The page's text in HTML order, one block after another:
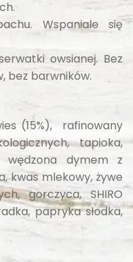
Wspaniale się
owsianej. Bez
bez barwników.
(15%), rafinowany
tapioka,
wędzona dymem z
kwas mlekowy, żywe
gorczyca, SHIRO
papryka słodka,